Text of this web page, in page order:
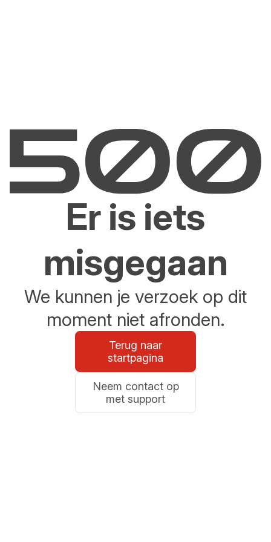
Er is iets
misgegaan
We kunnen je verzoek op dit
moment niet afronden.
Terug naar
startpagina
Neem contact op
met support